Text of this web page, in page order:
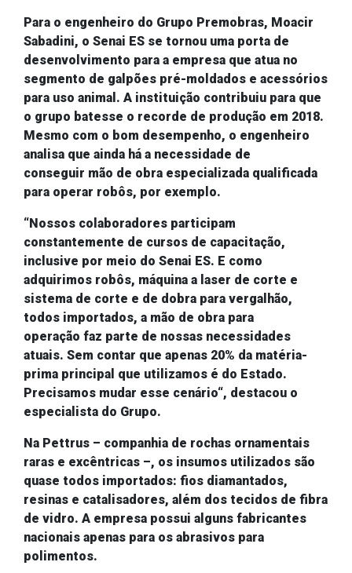
Para o engenheiro do Grupo Premobras, Moacir
Sabadini, o Senai ES se tornou uma porta de
desenvolvimento para a empresa que atua no
segmento de galpões pré-moldados e acessórios
para uso animal. A instituição contribuiu para que
o grupo batesse o recorde de produção em 2018.
Mesmo com o bom desempenho, o engenheiro
analisa que ainda há a necessidade de
conseguir mão de obra especializada qualificada
para operar robôs, por exemplo.
“Nossos colaboradores participam
constantemente de cursos de capacitação,
inclusive por meio do Senai ES. E como
adquirimos robôs, máquina a laser de corte e
sistema de corte e de dobra para vergalhão,
todos importados, a mão de obra para
operação faz parte de nossas necessidades
atuais. Sem contar que apenas 20% da matéria-
prima principal que utilizamos é do Estado.
Precisamos mudar esse cenário“, destacou o
especialista do Grupo.
Na Pettrus – companhia de rochas ornamentais
raras e excêntricas –, os insumos utilizados são
quase todos importados: fios diamantados,
resinas e catalisadores, além dos tecidos de fibra
de vidro. A empresa possui alguns fabricantes
nacionais apenas para os abrasivos para
polimentos.